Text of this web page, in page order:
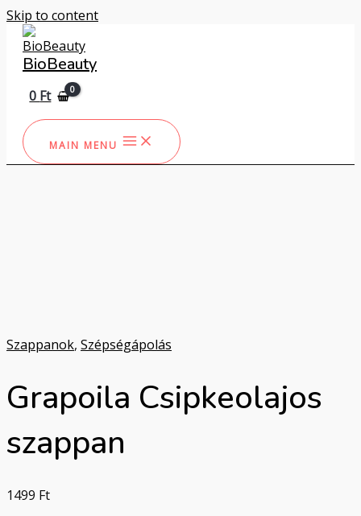
Skip to content
BioBeauty
0 Ft
MAIN MENU
Szappanok, Szépségápolás
Grapoila Csipkeolajos
szappan
1499 Ft